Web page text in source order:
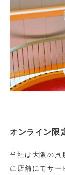
オンライン限
当社は大阪の呉
に店舗にてサー